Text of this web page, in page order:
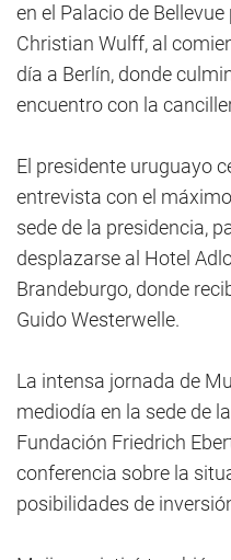
en el Palacio de
Christian Wulff, al
día a Berlín, donde
encuentro con la
El presidente uruguayo
entrevista con el
sede de la presidencia,
desplazarse al Hotel
Brandeburgo, donde
Guido Westerwelle.
La intensa jornada de
mediodía en la sede de
Fundación Friedrich
conferencia sobre la
posibilidades de